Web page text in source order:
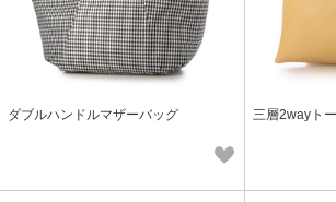
ダブルハンドルマザーバッグ 三層2wayト